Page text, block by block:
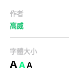
作者
高威
字體大小
AAA